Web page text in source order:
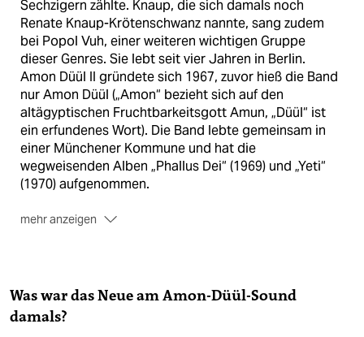
Sechzigern zählte. Knaup, die sich damals noch
Renate Knaup-Krötenschwanz nannte, sang zudem
bei Popol Vuh, einer weiteren wichtigen Gruppe
dieser Genres. Sie lebt seit vier Jahren in Berlin.
Amon Düül II gründete sich 1967, zuvor hieß die Band
nur Amon Düül („Amon“ bezieht sich auf den
altägyptischen Fruchtbarkeitsgott Amun, „Düül“ ist
ein erfundenes Wort). Die Band lebte gemeinsam in
einer Münchener Kommune und hat die
wegweisenden Alben „Phallus Dei“ (1969) und „Yeti“
(1970) aufgenommen.
mehr anzeigen
ursprünglich aus Bristol stammenden und inzwischen
in Berlin angesiedelten Duo Dot Product zu sehen und
zu hören sein.
Was war das Neue am Amon-Düül-Sound
damals?